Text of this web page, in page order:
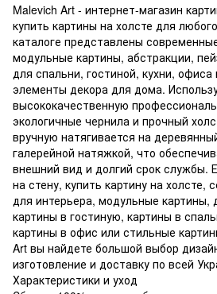
Malevich Art - интернет-магазин
купить картины на холсте для
каталоге представлены
модульные картины, абстракции,
для спальни, гостиной, кухни,
элементы декора для дома.
высококачественную
экологичные чернила и прочный
вручную натягивается на
галерейной натяжкой, что
внешний вид и долгий срок службы.
на стену, купить картину на холсте,
для интерьера, модульные картины,
картины в гостиную, картины в
картины в офис или стильные
Art вы найдете большой выбор
изготовление и доставку по всей
Характеристики и уход